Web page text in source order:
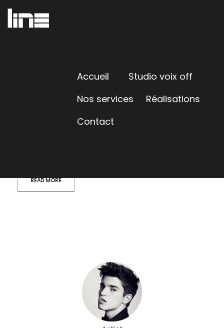
Accueil
Studio voix off
Nos services
Réalisations
Contact
Home
HELLO WORLD!
Mauris pharetra et ultrices neque ornare
urna porttitor rhoncus dolor. Sed vulputate mi
READ MORE